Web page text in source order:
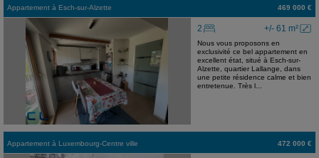
Appartement à Esch-sur-Alzette 469 000 €
+/- 61 m²
2
Nous vous proposons en
exclusivité ce bel appartement en
excellent état, situé à Esch-sur-
Alzette, quartier Lallange, dans
une petite résidence calme et bien
entretenue. Très l...
Appartement à Luxembourg-Centre ville 472 000 €